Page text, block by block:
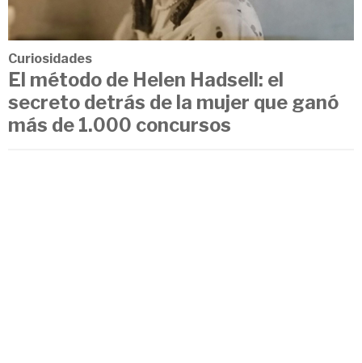
Curiosidades
El método de Helen Hadsell: el
secreto detrás de la mujer que ganó
más de 1.000 concursos